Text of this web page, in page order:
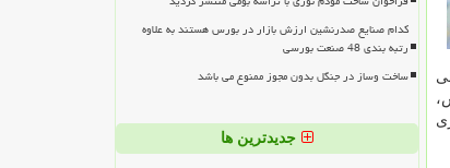
کدام صنایع صدرنشین ارزش بازار در بورس هستند به علاوه
رتبه بندی 48 صنعت بورسی
ساخت وساز در جنگل بدون مجوز ممنوع می باشد
جدیدترین ها